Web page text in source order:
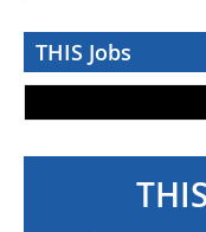
THIS Jobs